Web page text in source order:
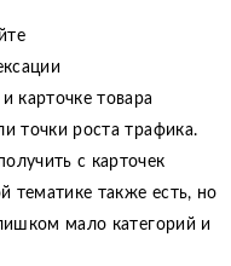
карточке товара
точки роста трафика.
с карточек
тематике также есть, но
мало категорий и